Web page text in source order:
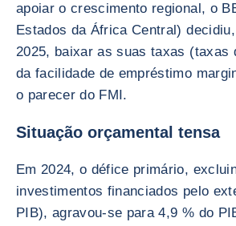
apoiar o crescimento regional, o
Estados da África Central)
2025, baixar as suas taxas (taxas
da facilidade de empréstimo
o parecer do FMI.
Situação orçamental tensa
Em 2024, o défice primário,
investimentos financiados pelo
PIB), agravou-se para 4,9 % do